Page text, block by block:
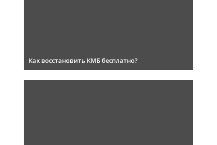
Как восстановить КМБ бесплатно?